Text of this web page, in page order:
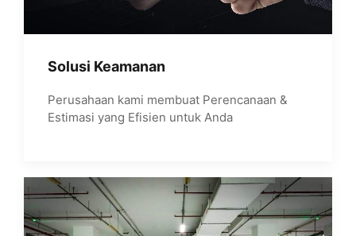
Solusi Keamanan
Perusahaan kami membuat Perencanaan &
Estimasi yang Efisien untuk Anda